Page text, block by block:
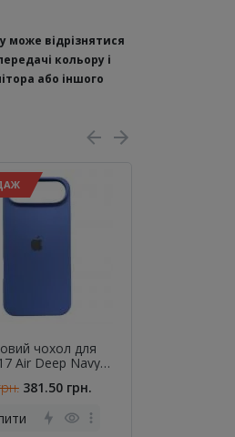
може відрізнятися
кольору і
або іншого
чохол для
Air Deep Navy
381.50 грн.